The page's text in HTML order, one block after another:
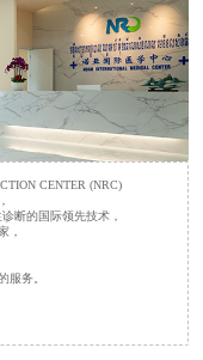
CENTER (NRC)
断的国际领先技术，
，
服务。